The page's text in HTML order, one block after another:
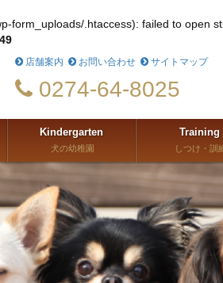
form_uploads/.htaccess): failed to open
店舗案内 お問い合わせ サイトマップ
0274-64-8025
Kindergarten
犬の幼稚園
Training
しつけ・訓